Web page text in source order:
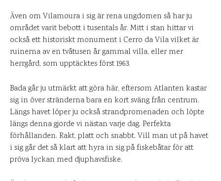
Även om Vilamoura i sig är rena ungdomen så har ju
området varit bebott i tusentals år. Mitt i stan hittar vi
också ett historiskt monument i Cerro da Vila vilket är
ruinerna av en tvåtusen år gammal villa, eller mer
herrgård, som upptäcktes först 1963.
Bada går ju utmärkt att göra här, eftersom Atlanten kastar
sig in över stränderna bara en kort sväng från centrum.
Längs havet löper ju också strandpromenaden och löpte
längs denna gjorde vi nästan varje dag. Perfekta
förhållanden. Rakt, platt och snabbt. Vill man ut på havet
i sig går det så klart att hyra in sig på fiskebåtar för att
pröva lyckan med djuphavsfiske.